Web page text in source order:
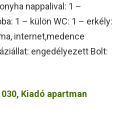
nappalival: 1 –
1 – külön WC: 1 – erkély:
internet,medence
engedélyezett Bolt:
Kiadó apartman